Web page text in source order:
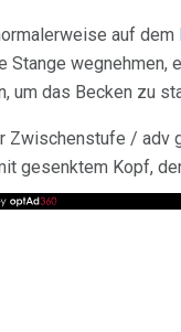
auf dem
Stange
um das Becken zu
Zwischenstufe / adv
gesenktem Kopf,